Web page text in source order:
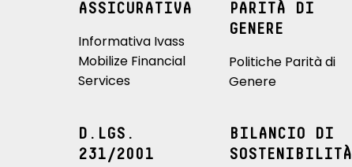
ASSICURATIVA
Informativa Ivass
Mobilize Financial
Services
PARITÀ DI
GENERE
Politiche Parità di
Genere
D.LGS.
231/2001
BILANCIO DI
SOSTENIBILITÀ